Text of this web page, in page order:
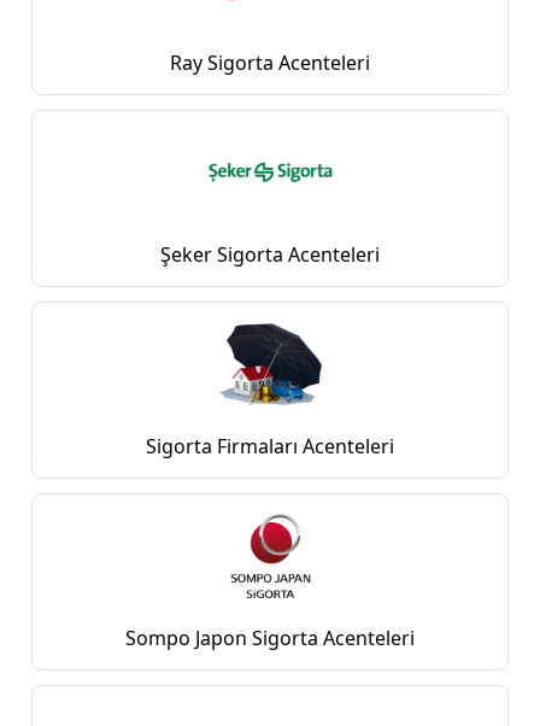
Ray Sigorta Acenteleri
Şeker Sigorta Acenteleri
Sigorta Firmaları Acenteleri
Sompo Japon Sigorta Acenteleri